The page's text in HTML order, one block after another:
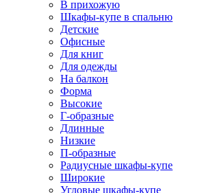
В прихожую
Шкафы-купе в спальню
Детские
Офисные
Для книг
Для одежды
На балкон
Форма
Высокие
Г-образные
Длинные
Низкие
П-образные
Радиусные шкафы-купе
Широкие
Угловые шкафы-купе